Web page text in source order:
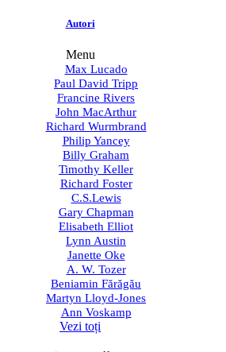
Autori
Menu
Max Lucado
Paul David Tripp
Francine Rivers
John MacArthur
Richard Wurmbrand
Philip Yancey
Billy Graham
Timothy Keller
Richard Foster
C.S.Lewis
Gary Chapman
Elisabeth Elliot
Lynn Austin
Janette Oke
A. W. Tozer
Beniamin Fărăgău
Martyn Lloyd-Jones
Ann Voskamp
Vezi toți